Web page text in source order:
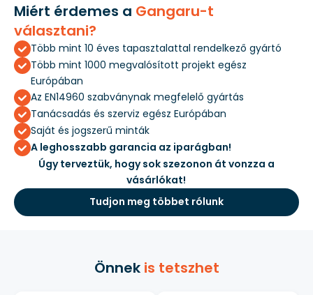
Miért érdemes a Gangaru-t
választani?
Több mint 10 éves tapasztalattal rendelkező gyártó
Több mint 1000 megvalósított projekt egész
Európában
Az EN14960 szabványnak megfelelő gyártás
Tanácsadás és szerviz egész Európában
Saját és jogszerű minták
A leghosszabb garancia az iparágban!
Úgy terveztük, hogy sok szezonon át vonzza a
vásárlókat!
Tudjon meg többet rólunk
Önnek is tetszhet